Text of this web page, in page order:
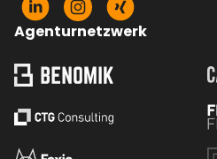
Agenturnetzwerk